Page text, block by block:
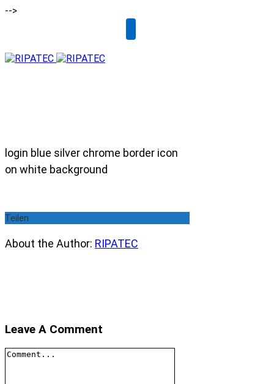
-->
login blue silver chrome border icon
on white background
Teilen
About the Author: RIPATEC
Leave A Comment
Comment